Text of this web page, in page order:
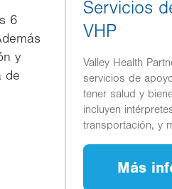
6
y
de
Servicios
VHP
Valley Health
servicios de
tener salud y
incluyen
transportación, y
Más